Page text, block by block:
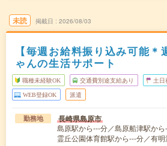
未読 掲載日 2026/08/03
【毎週お給料振り込み可能＊
ゃんの生活サポート
職種未経験OK 交通費別途支給あり 土日
WEB登録OK 派遣
勤務地 長崎県島原市
島原駅から---分／島原船津駅か
霊丘公園体育館駅から---分／有